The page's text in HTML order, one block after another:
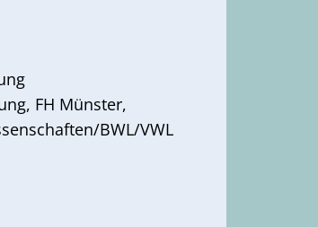
, FH Münster,
BWL/VWL